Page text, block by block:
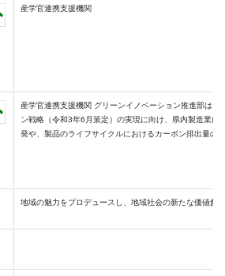
産学官連携支援機関
産学官連携支援機関 グリーンイノベーション推進部は、
ン戦略（令和3年6月策定）の実現に向け、県内製造業に
発や、製品のライフサイクルにおけるカーボン排出量の
地域の魅力をプロデュースし、地域社会の新たな価値創